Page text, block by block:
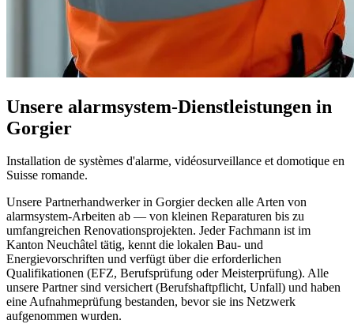
Unsere alarmsystem-Dienstleistungen in
Gorgier
Installation de systèmes d'alarme, vidéosurveillance et domotique en
Suisse romande.
Unsere Partnerhandwerker in Gorgier decken alle Arten von
alarmsystem-Arbeiten ab — von kleinen Reparaturen bis zu
umfangreichen Renovationsprojekten. Jeder Fachmann ist im
Kanton Neuchâtel tätig, kennt die lokalen Bau- und
Energievorschriften und verfügt über die erforderlichen
Qualifikationen (EFZ, Berufsprüfung oder Meisterprüfung). Alle
unsere Partner sind versichert (Berufshaftpflicht, Unfall) und haben
eine Aufnahmeprüfung bestanden, bevor sie ins Netzwerk
aufgenommen wurden.